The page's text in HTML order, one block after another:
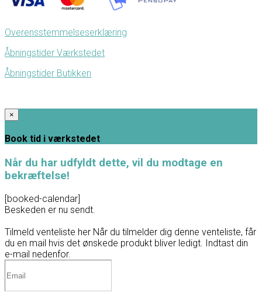
Overensstemmelseserklæring
Åbningstider Værkstedet
Åbningstider Butikken
×
Book tid i værkstedet
Når du har udfyldt dette, vil du modtage en
bekræftelse!
[booked-calendar]
Beskeden er nu sendt.
Tilmeld venteliste her Når du tilmelder dig denne venteliste, får
du en mail hvis det ønskede produkt bliver ledigt. Indtast din
e-mail nedenfor.